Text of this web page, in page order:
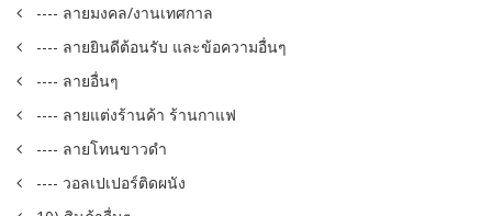
---- ลายมงคล/งานเทศกาล
---- ลายยินดีต้อนรับ และข้อความอื่นๆ
---- ลายอื่นๆ
---- ลายแต่งร้านค้า ร้านกาแฟ
---- ลายโทนขาวดำ
---- วอลเปเปอร์ติดผนัง